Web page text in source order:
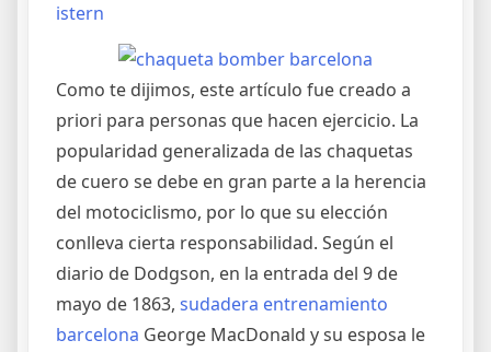
istern
Como te dijimos, este artículo fue creado a
priori para personas que hacen ejercicio. La
popularidad generalizada de las chaquetas
de cuero se debe en gran parte a la herencia
del motociclismo, por lo que su elección
conlleva cierta responsabilidad. Según el
diario de Dodgson, en la entrada del 9 de
mayo de 1863, sudadera entrenamiento
barcelona George MacDonald y su esposa le